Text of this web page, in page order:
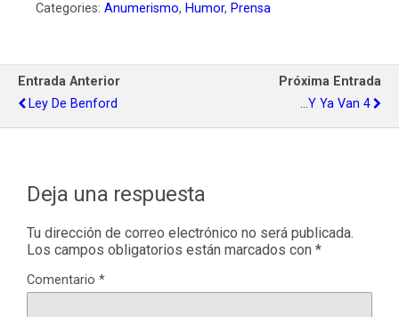
Categories: Anumerismo, Humor, Prensa
Entrada Anterior
Ley De Benford
Próxima Entrada
...y Ya Van 4
Deja una respuesta
Tu dirección de correo electrónico no será publicada.
Los campos obligatorios están marcados con *
Comentario *